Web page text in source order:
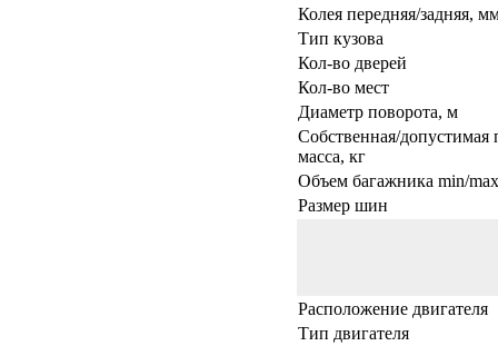
Колея передняя/задняя,
Тип кузова
Кол-во дверей
Кол-во мест
Диаметр поворота, м
Собственная/допустимая
масса, кг
Объем багажника min/
Размер шин
Расположение двигателя
Тип двигателя